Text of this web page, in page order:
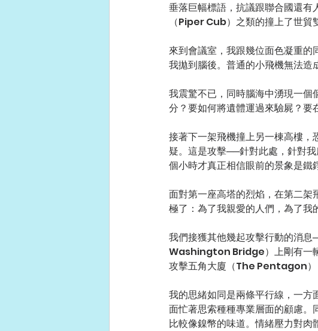
垂落巨幅標語，抗議跟聯合國還
（Piper Cub）之類的撞上了世貿
來到會議室，我跟幾位面色凝重
我拋到腦後。普通的小飛機無法
我震驚不已，同時腦海中湧現一
分？要如何將遺體運過來驗屍？要
接著下一架飛機撞上另一棟高樓
疑。這是攻擊──針對此處，針對
個小時才真正相信眼前的景象是鐵
面對第一座高塔的烈焰，在第二
極了：為了我親愛的人們，為了我
我們接獲其他幾起攻擊行動的消
Washington Bridge）上剛有一輛
攻擊五角大廈（The Pentagon）
我的思緒如同是兩條平行線，一
面忙著思索種種專業層面的顧慮
比較像鎳幣的味道。情緒壓力對肉